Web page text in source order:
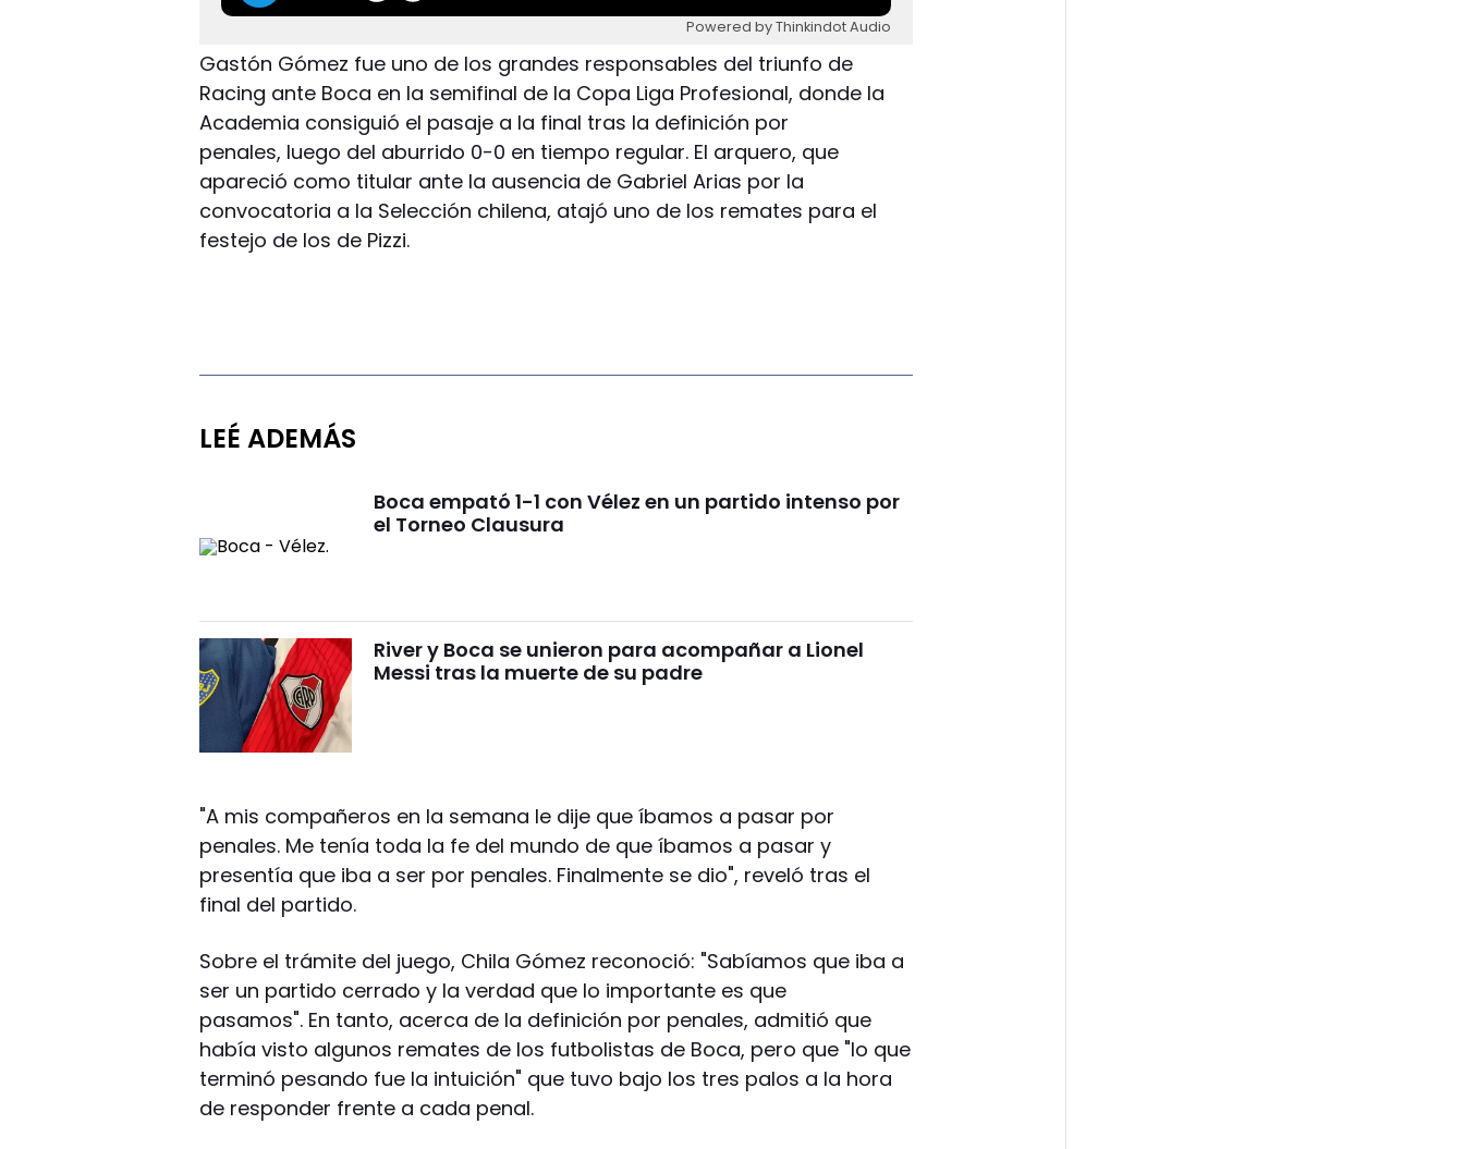
Powered by Thinkindot Audio
Gastón Gómez fue uno de los grandes responsables del triunfo de
Racing ante Boca en la semifinal de la Copa Liga Profesional, donde la
Academia consiguió el pasaje a la final tras la definición por
penales, luego del aburrido 0-0 en tiempo regular. El arquero, que
apareció como titular ante la ausencia de Gabriel Arias por la
convocatoria a la Selección chilena, atajó uno de los remates para el
festejo de los de Pizzi.
LEÉ ADEMÁS
Boca empató 1-1 con Vélez en un partido intenso por
el Torneo Clausura
River y Boca se unieron para acompañar a Lionel
Messi tras la muerte de su padre
"A mis compañeros en la semana le dije que íbamos a pasar por
penales. Me tenía toda la fe del mundo de que íbamos a pasar y
presentía que iba a ser por penales. Finalmente se dio", reveló tras el
final del partido.
Sobre el trámite del juego, Chila Gómez reconoció: "Sabíamos que iba a
ser un partido cerrado y la verdad que lo importante es que
pasamos". En tanto, acerca de la definición por penales, admitió que
había visto algunos remates de los futbolistas de Boca, pero que "lo que
terminó pesando fue la intuición" que tuvo bajo los tres palos a la hora
de responder frente a cada penal.